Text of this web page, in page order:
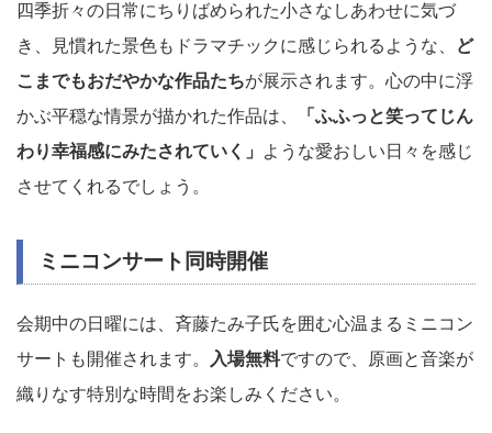
四季折々の日常にちりばめられた小さなしあわせに気づ
き、見慣れた景色もドラマチックに感じられるような、
ど
こまでもおだやかな作品たちが展示されます。心の中に浮
かぶ平穏な情景が描かれた作品は、
「ふふっと笑ってじん
わり幸福感にみたされていく」
ような愛おしい日々を感じ
させてくれるでしょう。
ミニコンサート同時開催
会期中の日曜には、斉藤たみ子氏を囲む心温まるミニコン
サートも開催されます。
入場無料ですので、原画と音楽が
織りなす特別な時間をお楽しみください。